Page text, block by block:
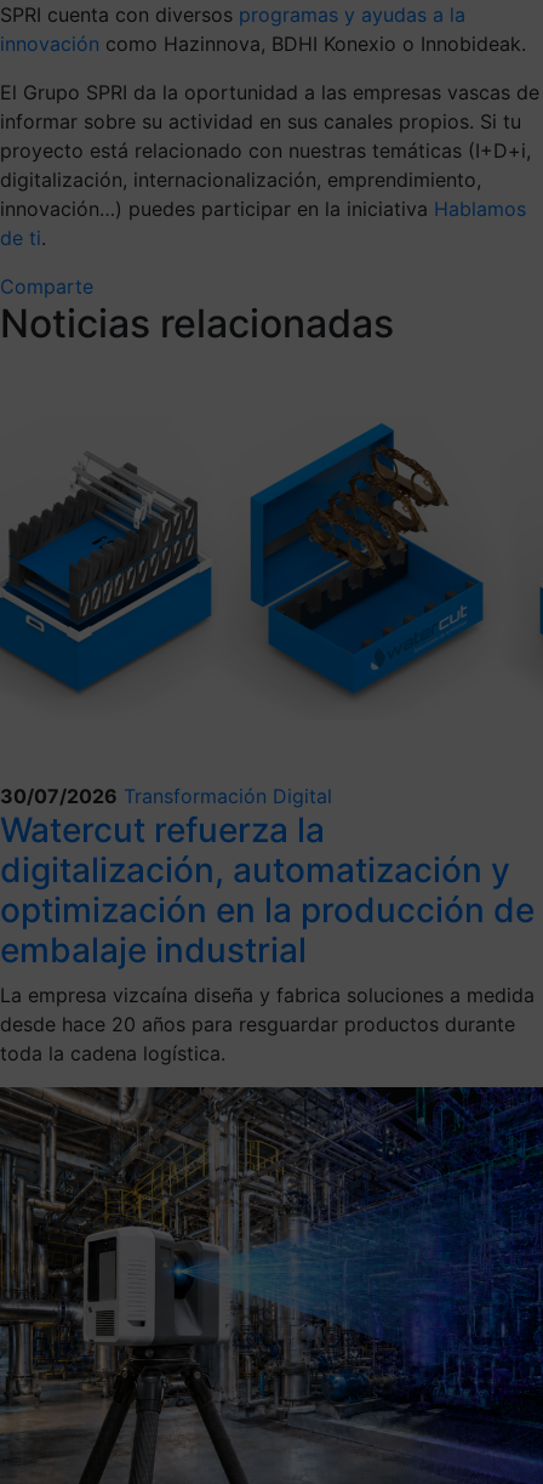
SPRI cuenta con diversos programas y ayudas a la
innovación como Hazinnova, BDHI Konexio o Innobideak.
El Grupo SPRI da la oportunidad a las empresas vascas de
informar sobre su actividad en sus canales propios. Si tu
proyecto está relacionado con nuestras temáticas (I+D+i,
digitalización, internacionalización, emprendimiento,
innovación…) puedes participar en la iniciativa Hablamos
de ti.
Comparte
Noticias relacionadas
30/07/2026 Transformación Digital
Watercut refuerza la
digitalización, automatización y
optimización en la producción de
embalaje industrial
La empresa vizcaína diseña y fabrica soluciones a medida
desde hace 20 años para resguardar productos durante
toda la cadena logística.